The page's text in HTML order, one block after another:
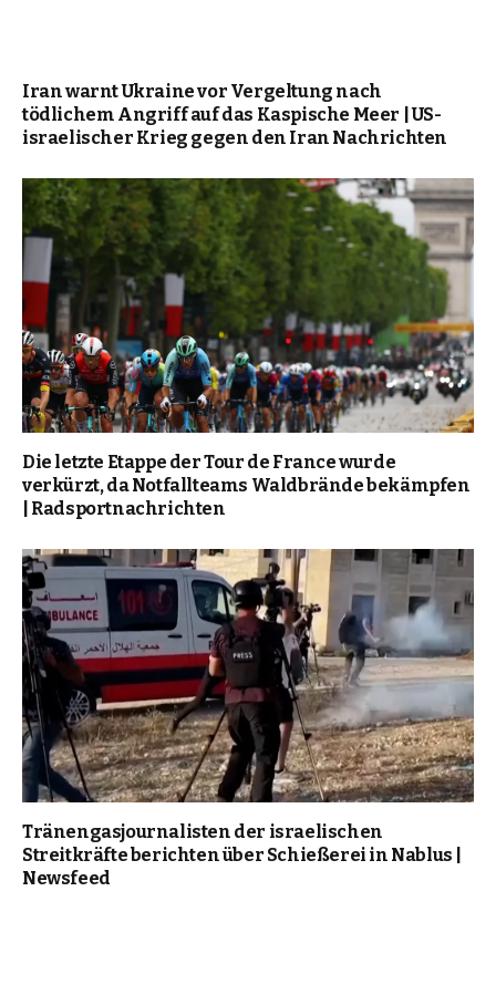
Iran warnt Ukraine vor Vergeltung nach
tödlichem Angriff auf das Kaspische Meer | US-
israelischer Krieg gegen den Iran Nachrichten
Die letzte Etappe der Tour de France wurde
verkürzt, da Notfallteams Waldbrände bekämpfen
| Radsportnachrichten
Tränengasjournalisten der israelischen
Streitkräfte berichten über Schießerei in Nablus |
Newsfeed